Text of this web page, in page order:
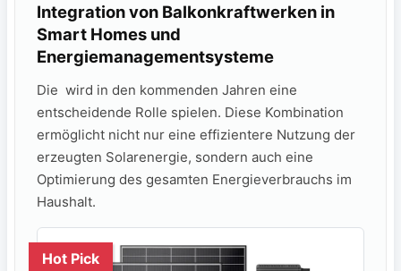
Integration von ⁣Balkonkraftwerken⁤ in
Smart Homes und
Energiemanagementsysteme
Die ⁢ wird ⁣in den kommenden Jahren ⁢eine
entscheidende Rolle spielen. Diese Kombination
ermöglicht nicht nur eine effizientere⁤ Nutzung der
erzeugten Solarenergie, sondern ⁤auch eine
Optimierung des gesamten Energieverbrauchs im
Haushalt.
Hot Pick